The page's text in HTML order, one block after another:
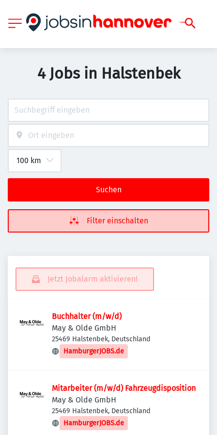
4 Jobs in Halstenbek
Suchen
Filter einschalten
Jetzt Jobalarm aktivieren!
Buchhalter (m/w/d)
May & Olde GmbH
25469 Halstenbek, Deutschland
HamburgerJOBS.de
Mitarbeiter (m/w/d) Fahrzeugdisposition
May & Olde GmbH
25469 Halstenbek, Deutschland
HamburgerJOBS.de